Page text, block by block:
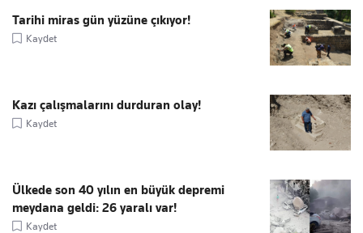
Tarihi miras gün yüzüne çıkıyor!
Kaydet
Kazı çalışmalarını durduran olay!
Kaydet
Ülkede son 40 yılın en büyük depremi
meydana geldi: 26 yaralı var!
Kaydet